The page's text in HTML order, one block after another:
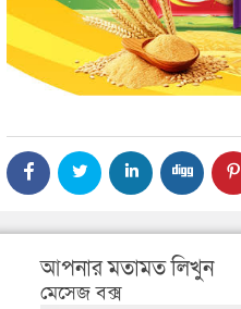
আপনার মতামত লিখুন
মেসেজ বক্স